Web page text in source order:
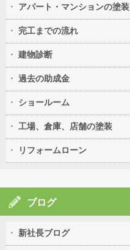
アパート・マンションの塗装
完工までの流れ
建物診断
過去の助成金
ショールーム
工場、倉庫、店舗の塗装
リフォームローン
ブログ
新社長ブログ